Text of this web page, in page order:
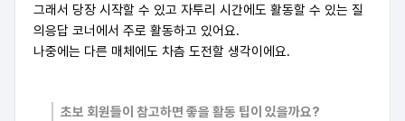
그래서 당장 시작할 수 있고 자투리 시간에도 활동할 수 있는 질
의응답 코너에서 주로 활동하고 있어요.
나중에는 다른 매체에도 차츰 도전할 생각이에요.
초보 회원들이 참고하면 좋을 활동 팁이 있을까요?